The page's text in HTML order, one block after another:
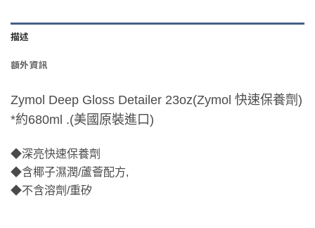
描述
額外資訊
Zymol Deep Gloss Detailer 23oz(Zymol 快速保養劑)
*約680ml .(美國原裝進口)
◆深亮快速保養劑
◆含椰子濕潤/蘆薈配方,
◆不含溶劑/重矽